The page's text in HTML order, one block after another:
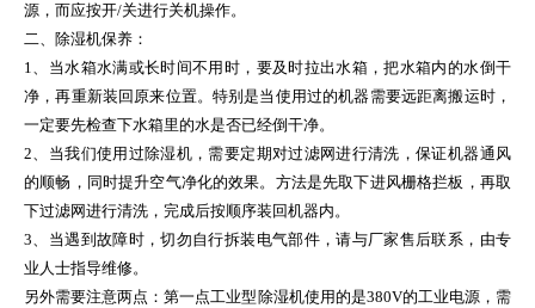
源，而应按开/关进行关机操作。
二、除湿机保养：
1、当水箱水满或长时间不用时，要及时拉出水箱，把水箱内的水倒干
净，再重新装回原来位置。特别是当使用过的机器需要远距离搬运时，
一定要先检查下水箱里的水是否已经倒干净。
2、当我们使用过除湿机，需要定期对过滤网进行清洗，保证机器通风
的顺畅，同时提升空气净化的效果。方法是先取下进风栅格拦板，再取
下过滤网进行清洗，完成后按顺序装回机器内。
3、当遇到故障时，切勿自行拆装电气部件，请与厂家售后联系，由专
业人士指导维修。
另外需要注意两点：第一点工业型除湿机使用的是380V的工业电源，需